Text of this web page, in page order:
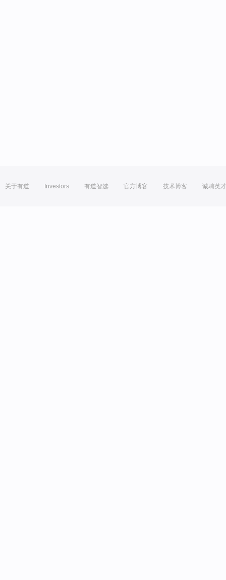
关于有道 Investors 有道智选 官方博客 技术博客 诚聘英才